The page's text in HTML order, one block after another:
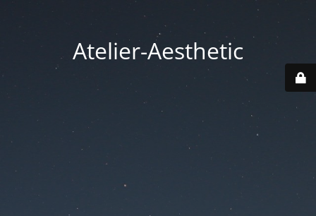
Atelier-Aesthetic